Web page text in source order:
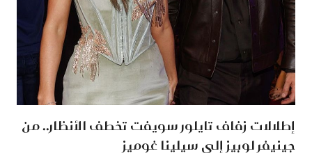
إطلالات زفاف تايلور سويفت تخطف الأنظار.. من
جينيفر لوبيز إلى سيلينا غوميز